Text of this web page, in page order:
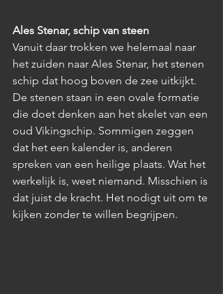
Ales Stenar, schip van steen
Vanuit daar trokken we helemaal naar
het zuiden naar Ales Stenar, het stenen
schip dat hoog boven de zee uitkijkt.
De stenen staan in een ovale formatie
die doet denken aan het skelet van een
oud Vikingschip. Sommigen zeggen
dat het een kalender is, anderen
spreken van een heilige plaats. Wat het
werkelijk is, weet niemand. Misschien is
dat juist de kracht. Het nodigt uit om te
kijken zonder te willen begrijpen.